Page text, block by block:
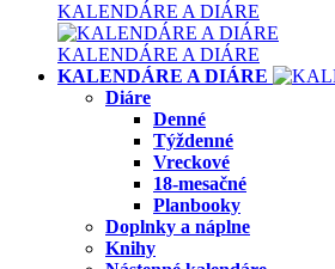
KALENDÁRE A DIÁRE
KALENDÁRE A DIÁRE
KALENDÁRE A DIÁRE
Diáre
Denné
Týždenné
Vreckové
18-mesačné
Planbooky
Doplnky a náplne
Knihy